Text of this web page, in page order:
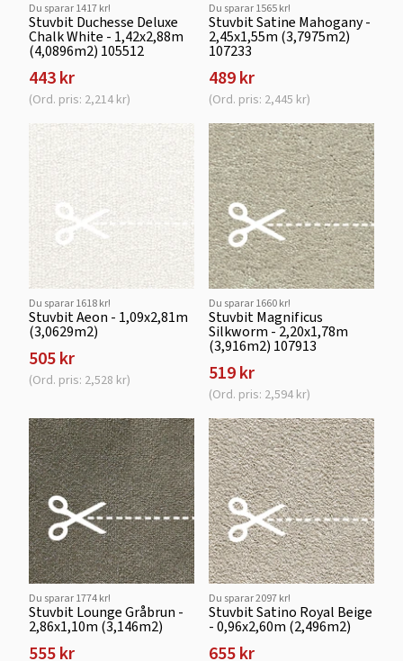
Du sparar 1417 kr!
Stuvbit Duchesse Deluxe
Chalk White - 1,42x2,88m
(4,0896m2) 105512
443 kr
(Ord. pris: 2,214 kr)
Du sparar 1565 kr!
Stuvbit Satine Mahogany -
2,45x1,55m (3,7975m2)
107233
489 kr
(Ord. pris: 2,445 kr)
Du sparar 1618 kr!
Stuvbit Aeon - 1,09x2,81m
(3,0629m2)
505 kr
(Ord. pris: 2,528 kr)
Du sparar 1660 kr!
Stuvbit Magnificus
Silkworm - 2,20x1,78m
(3,916m2) 107913
519 kr
(Ord. pris: 2,594 kr)
Du sparar 1774 kr!
Stuvbit Lounge Gråbrun -
2,86x1,10m (3,146m2)
555 kr
Du sparar 2097 kr!
Stuvbit Satino Royal Beige
- 0,96x2,60m (2,496m2)
655 kr